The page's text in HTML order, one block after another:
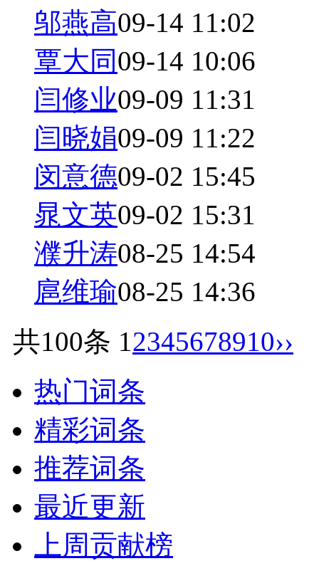
邬燕高09-14 11:02
覃大同09-14 10:06
闫修业09-09 11:31
闫晓娟09-09 11:22
闵意德09-02 15:45
晁文英09-02 15:31
濮升涛08-25 14:54
扈维瑜08-25 14:36
共100条 12345678910››
热门词条
精彩词条
推荐词条
最近更新
上周贡献榜